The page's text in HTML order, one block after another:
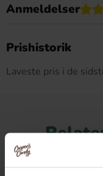
Anmeldelser
Prishistorik
Laveste pris i de